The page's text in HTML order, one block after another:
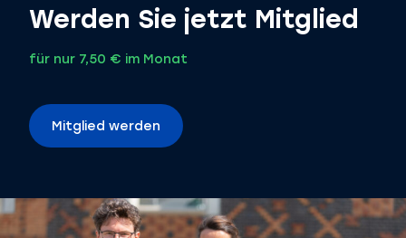
Werden Sie jetzt Mitglied
für nur 7,50 € im Monat
Mitglied werden